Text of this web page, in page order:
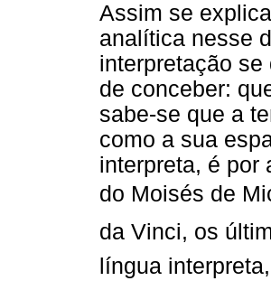
Assim se
analítica nesse
interpretação
de conceber:
sabe-se que a
como a sua
interpreta, é por
do Moisés de
da Vinci, os
língua